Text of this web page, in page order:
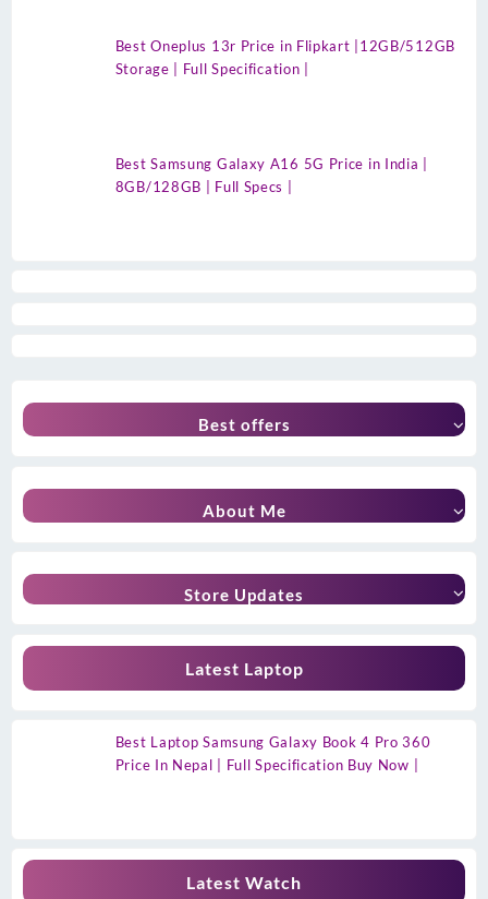
Best Oneplus 13r Price in Flipkart |12GB/512GB
Storage | Full Specification |
Best Samsung Galaxy A16 5G Price in India |
8GB/128GB | Full Specs |
Best offers
About Me
Store Updates
Latest Laptop
Best Laptop Samsung Galaxy Book 4 Pro 360
Price In Nepal | Full Specification Buy Now |
Latest Watch